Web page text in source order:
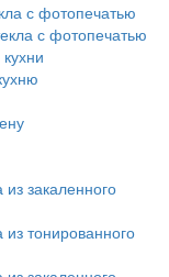
с фотопечатью
с фотопечатью
закаленного
тонированного